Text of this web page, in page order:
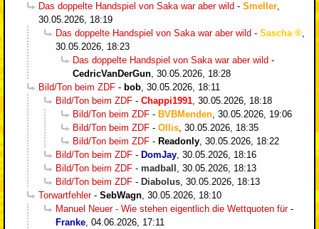
Das doppelte Handspiel von Saka war aber wild - Smeller,
30.05.2026, 18:19
Das doppelte Handspiel von Saka war aber wild - Sascha
,
30.05.2026, 18:23
Das doppelte Handspiel von Saka war aber wild -
CedricVanDerGun, 30.05.2026, 18:28
Bild/Ton beim ZDF - bob, 30.05.2026, 18:11
Bild/Ton beim ZDF - Chappi1991, 30.05.2026, 18:18
Bild/Ton beim ZDF - BVBMenden, 30.05.2026, 19:06
Bild/Ton beim ZDF - Ollis, 30.05.2026, 18:35
Bild/Ton beim ZDF - Readonly, 30.05.2026, 18:22
Bild/Ton beim ZDF - DomJay, 30.05.2026, 18:16
Bild/Ton beim ZDF - madball , 30.05.2026, 18:13
Bild/Ton beim ZDF - Diabolus, 30.05.2026, 18:13
Torwartfehler- SebWagn, 30.05.2026, 18:10
Manuel Neuer - Wie stehen eigentlich die Wettquoten für-
Franke, 04.06.2026, 17:11